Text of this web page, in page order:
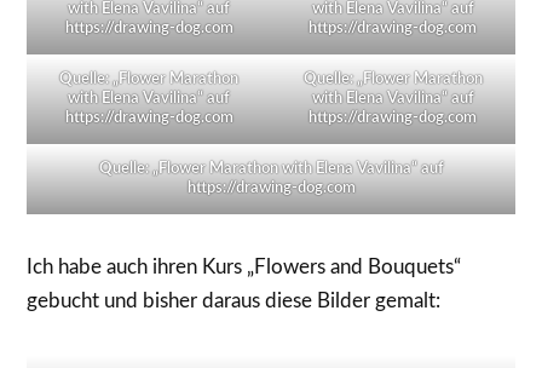
with Elena Vavilina“ auf
https://drawing-dog.com
with Elena Vavilina“ auf
https://drawing-dog.com
Quelle: „Flower Marathon
with Elena Vavilina“ auf
https://drawing-dog.com
Quelle: „Flower Marathon
with Elena Vavilina“ auf
https://drawing-dog.com
Quelle: „Flower Marathon with Elena Vavilina“ auf
https://drawing-dog.com
Ich habe auch ihren Kurs „Flowers and Bouquets“
gebucht und bisher daraus diese Bilder gemalt: